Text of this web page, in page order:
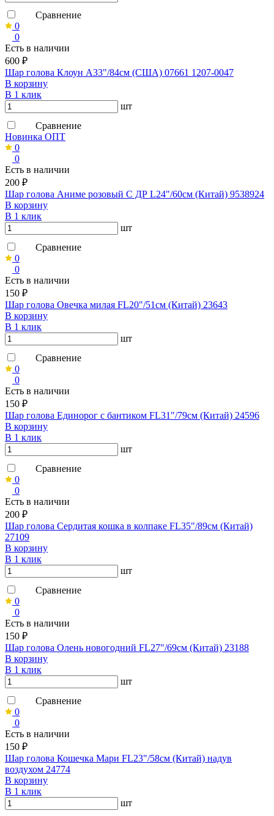
Сравнение
0
0
Есть в наличии
600 ₽
Шар голова Клоун A33"/84см (США) 07661 1207-0047
В корзину
В 1 клик
шт
Сравнение
Новинка ОПТ
0
0
Есть в наличии
200 ₽
Шар голова Аниме розовый С ДР L24"/60см (Китай) 9538924
В корзину
В 1 клик
шт
Сравнение
0
0
Есть в наличии
150 ₽
Шар голова Овечка милая FL20"/51см (Китай) 23643
В корзину
В 1 клик
шт
Сравнение
0
0
Есть в наличии
150 ₽
Шар голова Единорог с бантиком FL31"/79см (Китай) 24596
В корзину
В 1 клик
шт
Сравнение
0
0
Есть в наличии
200 ₽
Шар голова Сердитая кошка в колпаке FL35"/89см (Китай)
27109
В корзину
В 1 клик
шт
Сравнение
0
0
Есть в наличии
150 ₽
Шар голова Олень новогодний FL27"/69см (Китай) 23188
В корзину
В 1 клик
шт
Сравнение
0
0
Есть в наличии
150 ₽
Шар голова Кошечка Мари FL23"/58см (Китай) надув
воздухом 24774
В корзину
В 1 клик
шт